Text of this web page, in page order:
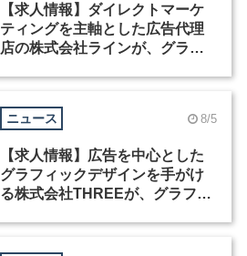
【求人情報】ダイレクトマーケ
ティングを主軸とした広告代理
店の株式会社ラインが、グラフ
ニュース 8/5
【求人情報】広告を中心とした
グラフィックデザインを手がけ
る株式会社THREEが、グラフィ